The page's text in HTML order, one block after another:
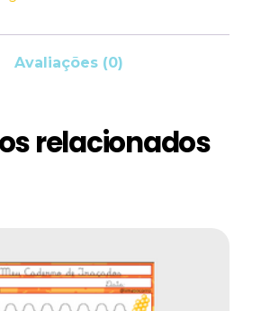
Avaliações (0)
relacionados